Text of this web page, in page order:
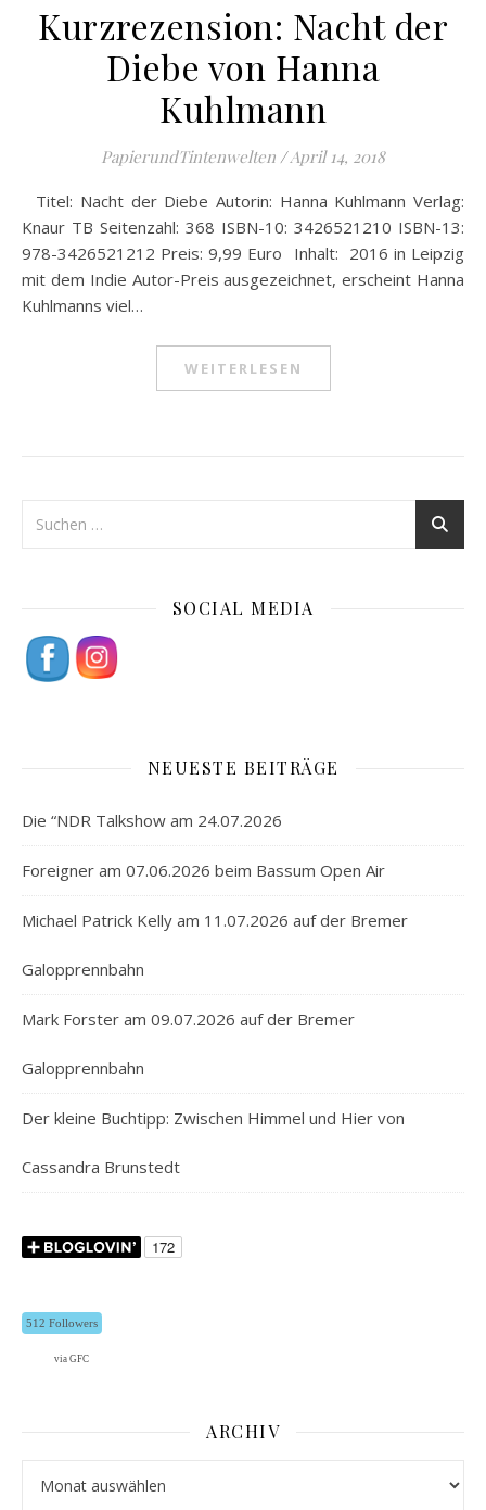
Kurzrezension: Nacht der
Diebe von Hanna
Kuhlmann
PapierundTintenwelten /April 14, 2018
Titel: Nacht der Diebe Autorin: Hanna Kuhlmann Verlag:
Knaur TB Seitenzahl: 368 ISBN-10: 3426521210 ISBN-13:
978-3426521212 Preis: 9,99 Euro Inhalt: 2016 in Leipzig
mit dem Indie Autor-Preis ausgezeichnet, erscheint Hanna
Kuhlmanns viel…
WEITERLESEN
SOCIAL MEDIA
NEUESTE BEITRÄGE
Die “NDR Talkshow am 24.07.2026
Foreigner am 07.06.2026 beim Bassum Open Air
Michael Patrick Kelly am 11.07.2026 auf der Bremer
Galopprennbahn
Mark Forster am 09.07.2026 auf der Bremer
Galopprennbahn
Der kleine Buchtipp: Zwischen Himmel und Hier von
Cassandra Brunstedt
512 Followers
via GFC
ARCHIV